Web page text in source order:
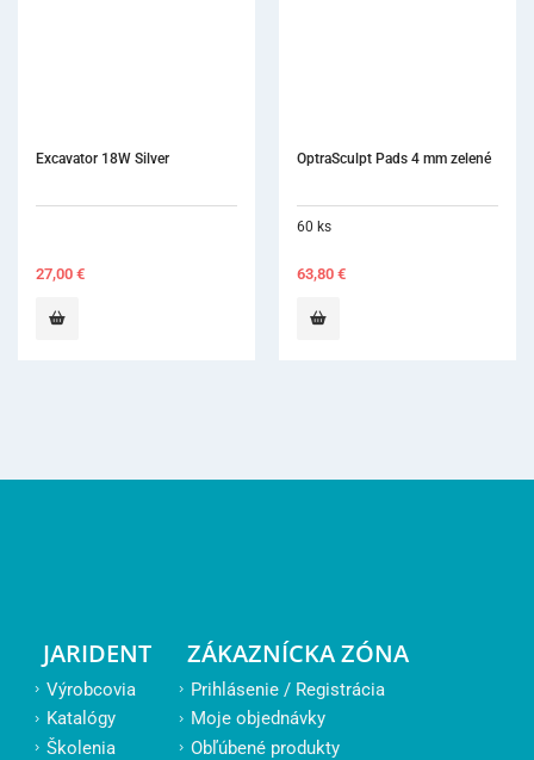
Excavator 18W Silver
27,00 €
OptraSculpt Pads 4 mm zelené
60 ks
63,80 €
JARIDENT
Výrobcovia
Katalógy
Školenia
ZÁKAZNÍCKA ZÓNA
Prihlásenie / Registrácia
Moje objednávky
Obľúbené produkty